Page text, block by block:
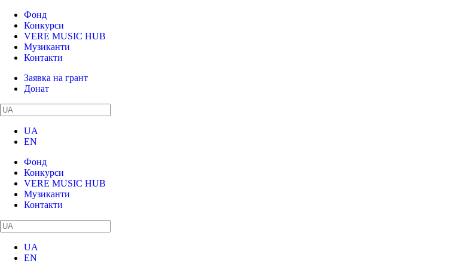
Фонд
Конкурси
VERE MUSIC HUB
Музиканти
Контакти
Заявка на грант
Донат
UA
EN
Фонд
Конкурси
VERE MUSIC HUB
Музиканти
Контакти
UA
EN